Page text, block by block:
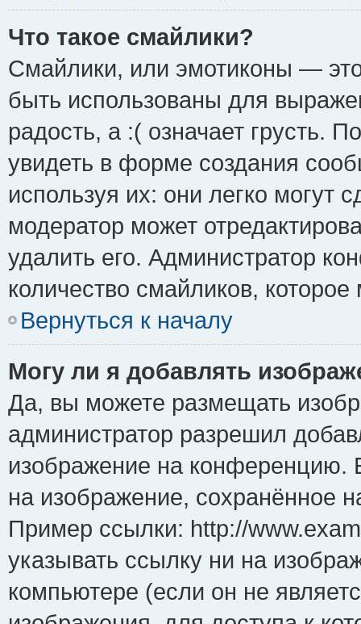
Что такое смайлики?
Смайлики, или эмотиконы —
быть использованы для
радость, а :( означает грусть.
увидеть в форме создания
используя их: они легко могут
модератор может
удалить его. Администратор
количество смайликов,
Вернуться к началу
Могу ли я добавлять
Да, вы можете размещать
администратор разрешил
изображение на конференцию.
на изображение, сохранённое
Пример ссылки: http://
указывать ссылку ни на
компьютере (если он не